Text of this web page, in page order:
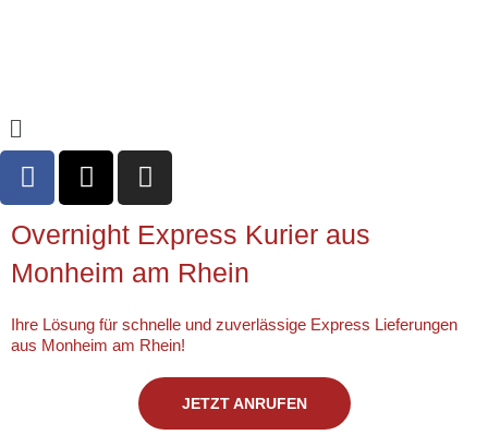
Menü
F
a
e
b
o
k
X
-
t
w
i
t
e
I
n
t
a
r
a
m
Overnight Express Kurier aus
Monheim am Rhein
Ihre Lösung für schnelle und zuverlässige Express Lieferungen
aus Monheim am Rhein!
JETZT ANRUFEN